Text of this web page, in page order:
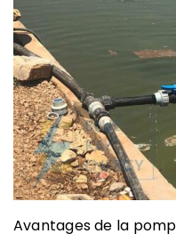
Avantages de la